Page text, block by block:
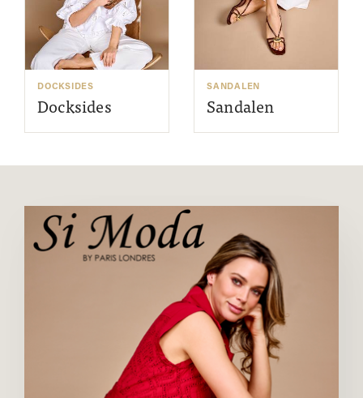
DOCKSIDES
Docksides
SANDALEN
Sandalen